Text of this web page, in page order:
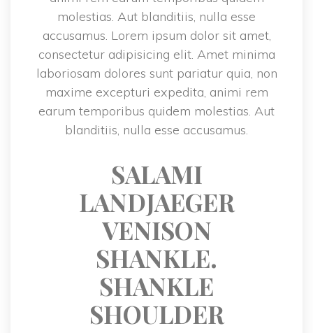
molestias. Aut blanditiis, nulla esse
accusamus. Lorem ipsum dolor sit amet,
consectetur adipisicing elit. Amet minima
laboriosam dolores sunt pariatur quia, non
maxime excepturi expedita, animi rem
earum temporibus quidem molestias. Aut
blanditiis, nulla esse accusamus.
SALAMI
LANDJAEGER
VENISON
SHANKLE.
SHANKLE
SHOULDER